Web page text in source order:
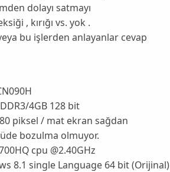
dolayı satmayı
, kırığı vs. yok .
bu işlerden anlayanlar cevap
4GB 128 bit
piksel / mat ekran sağdan
bozulma olmuyor.
cpu @2.40GHz
8.1 single Language 64 bit (Orijinal)